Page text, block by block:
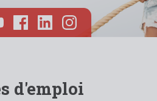
d'emploi